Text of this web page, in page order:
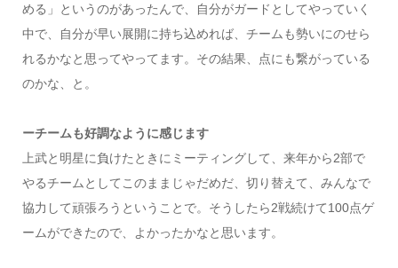
める」というのがあったんで、自分がガードとしてやっていく
中で、自分が早い展開に持ち込めれば、チームも勢いにのせら
れるかなと思ってやってます。その結果、点にも繋がっている
のかな、と。
ーチームも好調なように感じます
上武と明星に負けたときにミーティングして、来年から2部で
やるチームとしてこのままじゃだめだ、切り替えて、みんなで
協力して頑張ろうということで。そうしたら2戦続けて100点ゲ
ームができたので、よかったかなと思います。